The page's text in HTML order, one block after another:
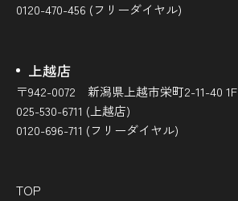
0120-470-456 (フリーダイヤル)
上越店
〒942-0072 新潟県上越市栄町2-11-40 1F
025-530-6711 (上越店)
0120-696-711 (フリーダイヤル)
TOP